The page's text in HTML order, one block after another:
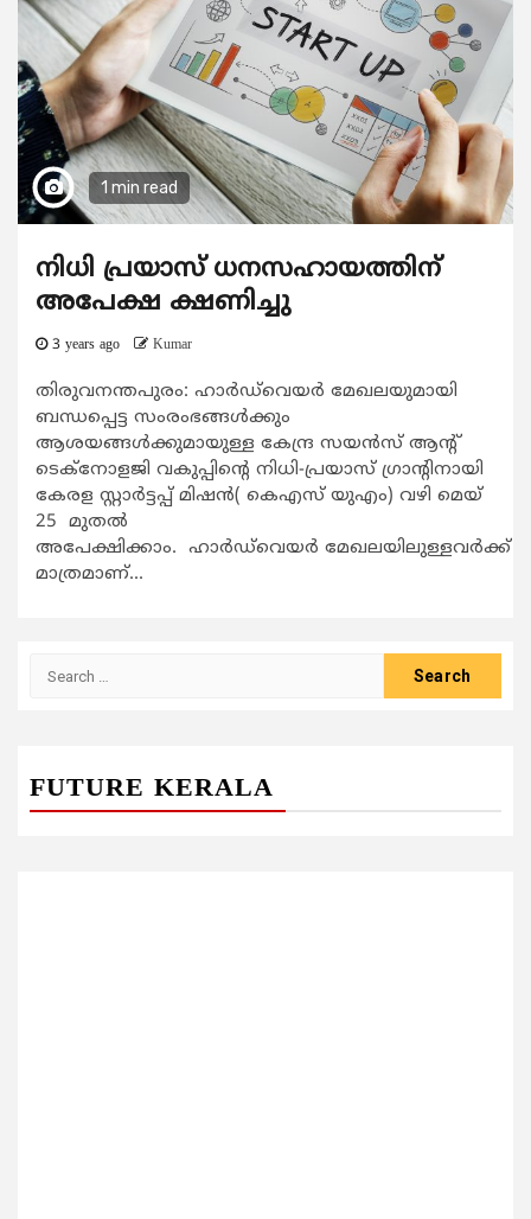
1 min read
നിധി പ്രയാസ് ധനസഹായത്തിന്
അപേക്ഷ ക്ഷണിച്ചു
3 years ago Kumar
തിരുവനന്തപുരം: ഹാര്‍ഡ്‌വെയര്‍ മേഖലയുമായി
ബന്ധപ്പെട്ട സംരംഭങ്ങള്‍ക്കും
ആശയങ്ങള്‍ക്കുമായുള്ള കേന്ദ്ര സയന്‍സ് ആന്‍റ്
ടെക്നോളജി വകുപ്പിന്‍റെ നിധി-പ്രയാസ് ഗ്രാന്റിനായി
കേരള സ്റ്റാര്‍ട്ടപ്പ് മിഷന്‍( കെഎസ് യുഎം) വഴി മെയ്
25 മുതല്‍
അപേക്ഷിക്കാം. ഹാര്‍ഡ്‌വെയര്‍ മേഖലയിലുള്ളവര്‍ക്ക്
മാത്രമാണ്...
FUTURE KERALA